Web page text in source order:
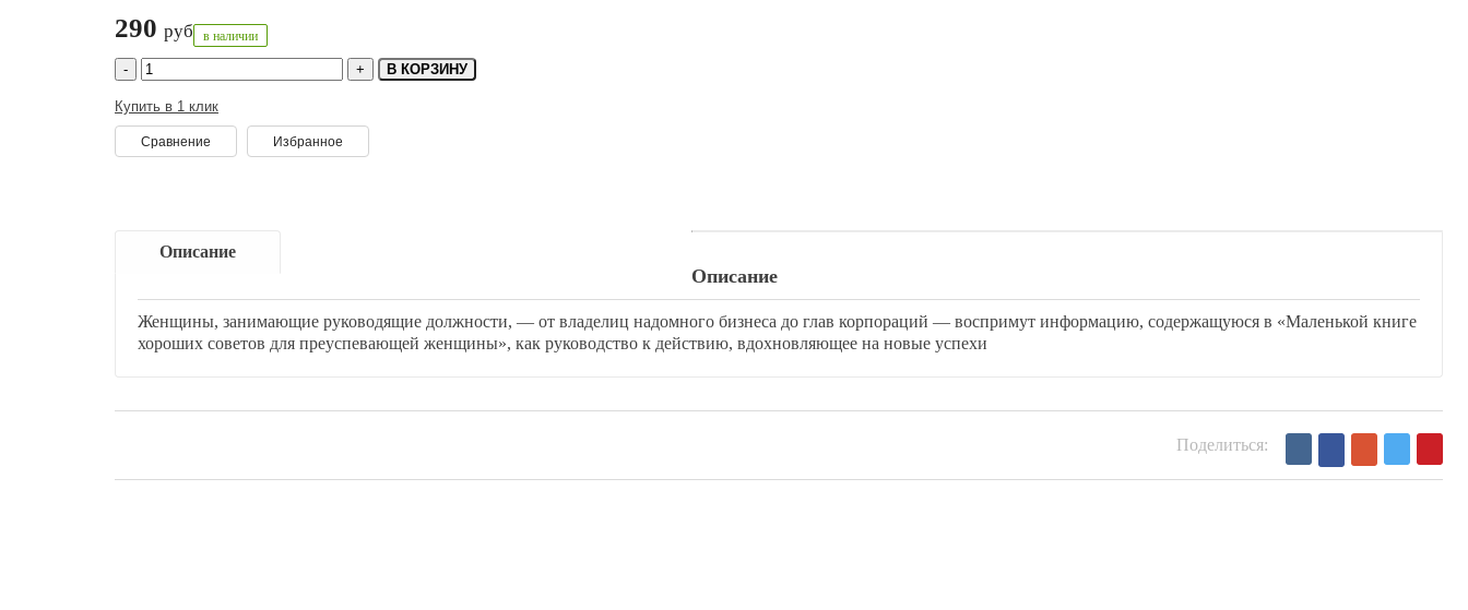
290 руб в наличии
В КОРЗИНУ
Купить в 1 клик
Сравнение Избранное
Описание
Описание
Женщины, занимающие руководящие должности, — от владелиц надомного бизнеса до глав корпораций — воспримут информацию, содержащуюся в «Маленькой книге
хороших советов для преуспевающей женщины», как руководство к действию, вдохновляющее на новые успехи
Поделиться: